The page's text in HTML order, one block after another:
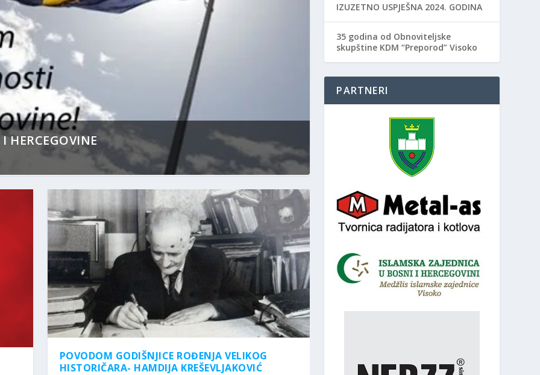
HERCEGOVINE
POVODOM GODIŠNJICE ROĐENJA VELIKOG
HISTORIČARA- HAMDIJA KREŠEVLJAKOVIĆ
IZUZETNO USPJEŠNA 2024. GODINA
35 godina od Obnoviteljske
skupštine KDM “Preporod” Visoko
PARTNERI